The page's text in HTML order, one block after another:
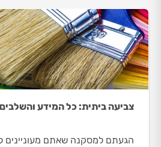
צביעה ביתית: כל המידע והשלבים
הגעתם למסקנה שאתם מעוניינים